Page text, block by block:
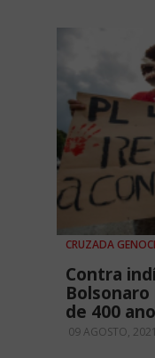
CRUZADA
Contra
de 400
09 AGOSTO,